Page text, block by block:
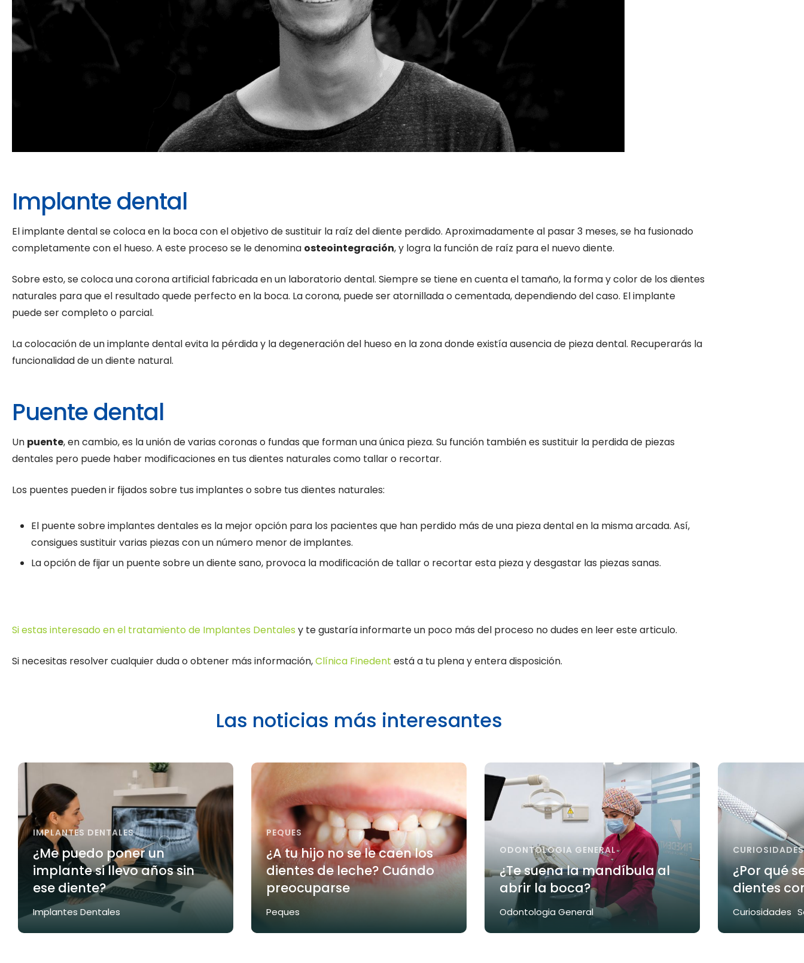
Implante dental
El implante dental se coloca en la boca con el objetivo de sustituir la raíz del diente perdido. Aproximadamente al pasar 3 meses, se ha fusionado
completamente con el hueso. A este proceso se le denomina osteointegración, y logra la función de raíz para el nuevo diente.
Sobre esto, se coloca una corona artificial fabricada en un laboratorio dental. Siempre se tiene en cuenta el tamaño, la forma y color de los dientes
naturales para que el resultado quede perfecto en la boca. La corona, puede ser atornillada o cementada, dependiendo del caso. El implante
puede ser completo o parcial.
La colocación de un implante dental evita la pérdida y la degeneración del hueso en la zona donde existía ausencia de pieza dental. Recuperarás la
funcionalidad de un diente natural.
Puente dental
Un puente, en cambio, es la unión de varias coronas o fundas que forman una única pieza. Su función también es sustituir la perdida de piezas
dentales pero puede haber modificaciones en tus dientes naturales como tallar o recortar.
Los puentes pueden ir fijados sobre tus implantes o sobre tus dientes naturales:
El puente sobre implantes dentales es la mejor opción para los pacientes que han perdido más de una pieza dental en la misma arcada. Así,
consigues sustituir varias piezas con un número menor de implantes.
La opción de fijar un puente sobre un diente sano, provoca la modificación de tallar o recortar esta pieza y desgastar las piezas sanas.
Si estas interesado en el tratamiento de Implantes Dentales y te gustaría informarte un poco más del proceso no dudes en leer este articulo.
Si necesitas resolver cualquier duda o obtener más información,Clínica Finedent está a tu plena y entera disposición.
Las noticias más interesantes
IMPLANTES DENTALES
¿Me puedo poner un
implante si llevo años sin
ese diente?
Implantes Dentales
PEQUES
¿A tu hijo no se le caen los
dientes de leche? Cuándo
preocuparse
Peques
ODONTOLOGIA GENERAL
¿Te suena la mandíbula al
abrir la boca?
Odontologia General
CURIOSIDADES
¿Por qué
dientes
Curiosidades